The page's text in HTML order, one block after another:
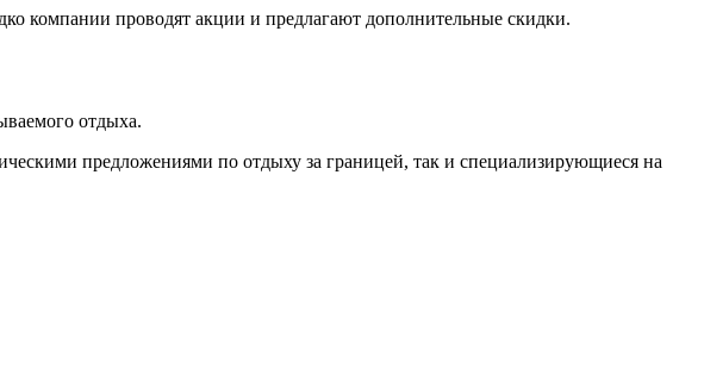
компании проводят акции и предлагают дополнительные скидки.
отдыха.
предложениями по отдыху за границей, так и специализирующиеся на